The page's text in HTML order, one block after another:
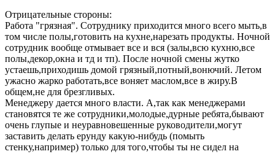
Отрицательные стороны:
Работа "грязная". Сотруднику приходится много всего мыть,в
том числе полы,готовить на кухне,нарезать продукты. Ночной
сотрудник вообще отмывает все и вся (залы,всю кухню,все
полы,декор,окна и тд и тп). После ночной смены жутко
устаешь,приходишь домой грязный,потный,вонючий. Летом
ужасно жарко работать,все воняет маслом,все в жиру.В
общем,не для брезгливых.
Менеджеру дается много власти. А,так как менеджерами
становятся те же сотрудники,молодые,дурные ребята,бывают
очень глупые и неуравновешенные руководители,могут
заставить делать ерунду какую-нибудь (помыть
стенку,например) только для того,чтобы ты не сидел на